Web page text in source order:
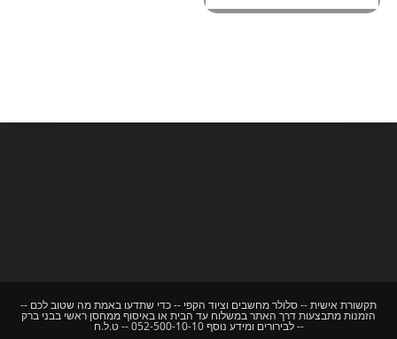
תקשורת אישית -- סלולר מחשבים וציוד הקפי -- כדי שתדעו באמת מה שטוב לכם --
הזמנות מתבצעות דרך האתר במשלוח עד הבית או באיסוף ממחסן ראשי בבני ברק
-- לבירורים ומידע נוסף 052-500-10-10 -- ט.ל.ח